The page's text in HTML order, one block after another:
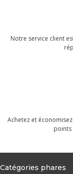
Notre service client
Achetez et
points
Catégories phares